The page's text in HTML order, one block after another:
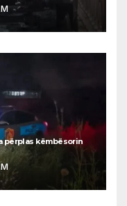
përplas këmbësorin